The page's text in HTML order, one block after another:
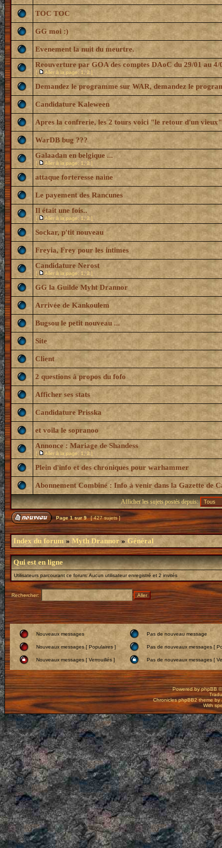
TOC TOC
GG moi :)
Evenement la nuit du meurtre.
Reouverture par GOA des comptes DAoC du 29/01 au 4/
[ Aller à la page: 1 2]
Demandez le programme sur WAR, demandez le
Candidature Kaleween
Apres la confrerie, les 2 tours voici "le retour d'un vieux"
WarDB bug ???
Galaadan en belgique ...
[ Aller à la page: 1 2]
attaque forteresse naine
Le payement des Rancunes
Il était une fois..
[ Aller à la page: 1 2]
Sockar, p'tit nouveau
Freyia, Frey pour les intimes
Candidature Nerost
[ Aller à la page: 1 2]
GG la Guilde Myht Drannor
Arrivée de Kankoulem
Bugsou le petit nouveau ...
Site
Client
2 questions à propos du fofo
Afficher ses stats
Candidature Prisska
et voila le sopranoo
Annonce : Mariage de Shandess
[ Aller à la page: 1 2]
Plein d'info et des chroniques pour warhammer
Abonnement Combiné : Info à venir dans la Gazette de
Afficher les sujets postés depuis:
Page1sur9 [ 427 sujets ]
Index du forum » Myth Drannor» Général
Qui est en ligne
Utilisateurs parcourant ce forum: Aucun utilisateur enregistré et 2 invités
Rechercher:
Nouveaux messages Pas de nouveau message
Nouveaux messages [ Populaires ] Pas de nouveaux messages [
Nouveaux messages [ Verrouillés ] Pas de nouveaux messages [
Powered byphpBB©
Chronicles phpBB2 theme by
With